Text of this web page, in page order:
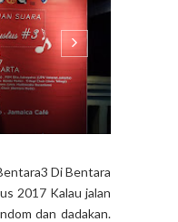
Di Bentara
2017 Kalau jalan
dan dadakan.